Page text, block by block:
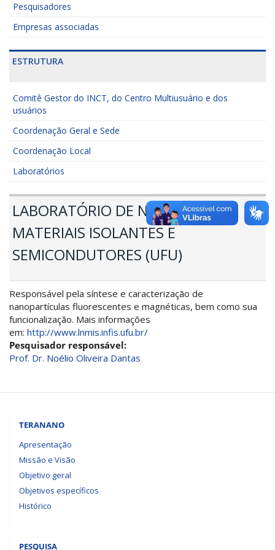
Pesquisadores
Empresas associadas
ESTRUTURA
Comitê Gestor do INCT, do Centro Multiusuário e dos
usuários
Coordenação Geral e Sede
Coordenação Local
Laboratórios
LABORATÓRIO DE NOVOS
MATERIAIS ISOLANTES E
SEMICONDUTORES (UFU)
Responsável pela síntese e caracterização de
nanopartículas fluorescentes e magnéticas, bem como sua
funcionalização. Mais informações
em: http://www.lnmis.infis.ufu.br/
Pesquisador responsável:
Prof. Dr. Noélio Oliveira Dantas
TERANANO
Apresentação
Missão e Visão
Objetivo geral
Objetivos específicos
Histórico
PESQUISA